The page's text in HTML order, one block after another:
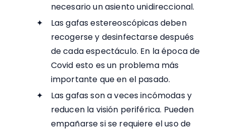
necesario un asiento unidireccional.
Las gafas estereoscópicas deben
recogerse y desinfectarse después
de cada espectáculo. En la época de
Covid esto es un problema más
importante que en el pasado.
Las gafas son a veces incómodas y
reducen la visión periférica. Pueden
empañarse si se requiere el uso de